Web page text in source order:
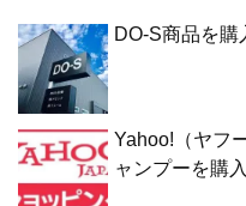
DO-S商品を購
Yahoo!（ヤフ
ャンプーを購